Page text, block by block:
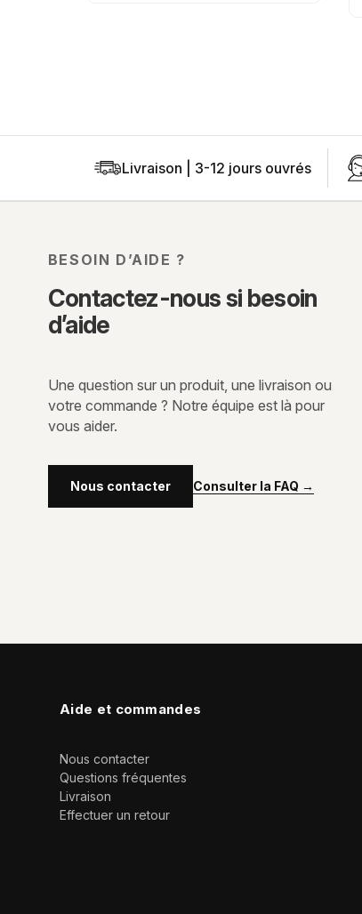
Livraison | 3-12 jours ouvrés
BESOIN D’AIDE ?
Contactez-nous si besoin
d’aide
Une question sur un produit, une livraison ou
votre commande ? Notre équipe est là pour
vous aider.
Nous contacter Consulter la FAQ →
Aide et commandes
Nous contacter
Questions fréquentes
Livraison
Effectuer un retour